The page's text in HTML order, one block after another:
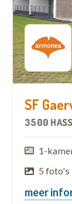
SF
3500
1-
5 foto's
meer